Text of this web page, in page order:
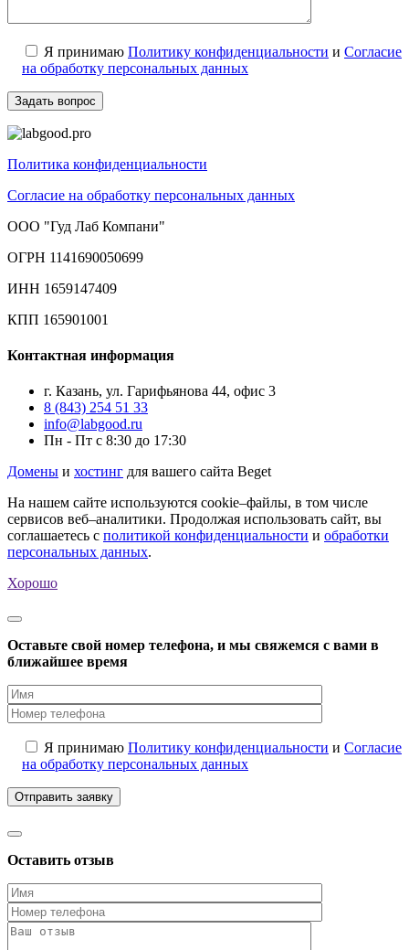
Я принимаю Политику конфиденциальности и Согласие
на обработку персональных данных
Политика конфиденциальности
Согласие на обработку персональных данных
ООО "Гуд Лаб Компани"
ОГРН 1141690050699
ИНН 1659147409
КПП 165901001
Контактная информация
г. Казань, ул. Гарифьянова 44, офис 3
8 (843) 254 51 33
info@labgood.ru
Пн - Пт с 8:30 до 17:30
Домены и хостинг для вашего сайта Beget
На нашем сайте используются cookie–файлы, в том числе
сервисов веб–аналитики. Продолжая использовать сайт, вы
соглашаетесь с политикой конфиденциальности и обработки
персональных данных.
Хорошо
Оставьте свой номер телефона, и мы свяжемся с вами в
ближайшее время
Я принимаю Политику конфиденциальности и Согласие
на обработку персональных данных
Оставить отзыв